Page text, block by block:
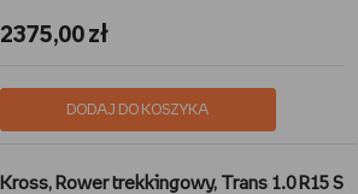
2375,00 zł
DODAJ DO KOSZYKA
Kross, Rower trekkingowy, Trans 1.0 R15 S